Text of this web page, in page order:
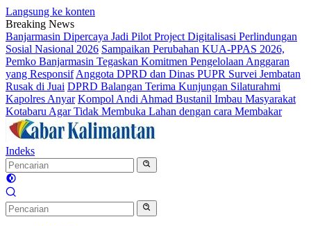
Langsung ke konten
Breaking News
Banjarmasin Dipercaya Jadi Pilot Project Digitalisasi Perlindungan
Sosial Nasional 2026 Sampaikan Perubahan KUA-PPAS 2026,
Pemko Banjarmasin Tegaskan Komitmen Pengelolaan Anggaran
yang Responsif Anggota DPRD dan Dinas PUPR Survei Jembatan
Rusak di Juai DPRD Balangan Terima Kunjungan Silaturahmi
Kapolres Anyar Kompol Andi Ahmad Bustanil Imbau Masyarakat
Kotabaru Agar Tidak Membuka Lahan dengan cara Membakar
Indeks